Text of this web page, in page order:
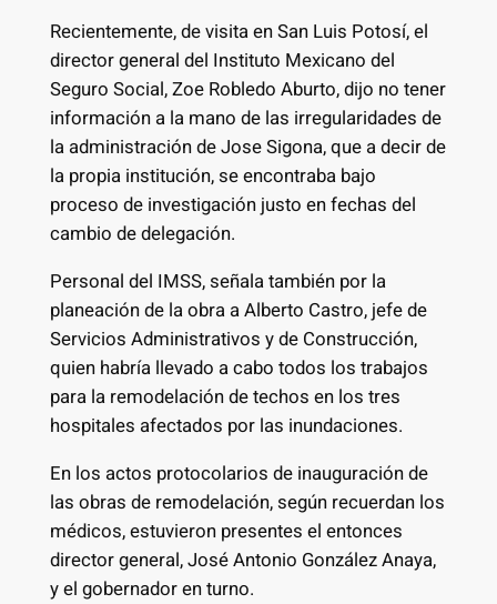
Recientemente, de visita en San Luis Potosí, el
director general del Instituto Mexicano del
Seguro Social, Zoe Robledo Aburto, dijo no tener
información a la mano de las irregularidades de
la administración de Jose Sigona, que a decir de
la propia institución, se encontraba bajo
proceso de investigación justo en fechas del
cambio de delegación.
Personal del IMSS, señala también por la
planeación de la obra a Alberto Castro, jefe de
Servicios Administrativos y de Construcción,
quien habría llevado a cabo todos los trabajos
para la remodelación de techos en los tres
hospitales afectados por las inundaciones.
En los actos protocolarios de inauguración de
las obras de remodelación, según recuerdan los
médicos, estuvieron presentes el entonces
director general, José Antonio González Anaya,
y el gobernador en turno.